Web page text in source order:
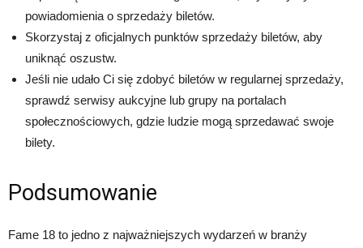
powiadomienia o sprzedaży biletów.
Skorzystaj z oficjalnych punktów sprzedaży biletów, aby
uniknąć oszustw.
Jeśli nie udało Ci się zdobyć biletów w regularnej sprzedaży,
sprawdź serwisy aukcyjne lub grupy na portalach
społecznościowych, gdzie ludzie mogą sprzedawać swoje
bilety.
Podsumowanie
Fame 18 to jedno z najważniejszych wydarzeń w branży